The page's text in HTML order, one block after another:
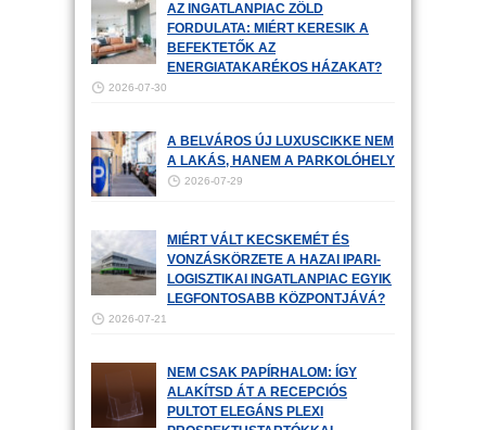
AZ INGATLANPIAC ZÖLD
FORDULATA: MIÉRT KERESIK A
BEFEKTETŐK AZ
ENERGIATAKARÉKOS HÁZAKAT?
2026-07-30
A BELVÁROS ÚJ LUXUSCIKKE NEM
A LAKÁS, HANEM A PARKOLÓHELY
2026-07-29
MIÉRT VÁLT KECSKEMÉT ÉS
VONZÁSKÖRZETE A HAZAI IPARI-
LOGISZTIKAI INGATLANPIAC EGYIK
LEGFONTOSABB KÖZPONTJÁVÁ?
2026-07-21
NEM CSAK PAPÍRHALOM: ÍGY
ALAKÍTSD ÁT A RECEPCIÓS
PULTOT ELEGÁNS PLEXI